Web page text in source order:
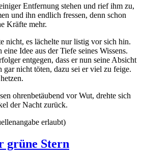
Entfernung stehen und rief ihm zu,
und ihn endlich fressen, denn schon
Kräfte mehr.
nicht, es lächelte nur listig vor sich hin.
Idee aus der Tiefe seines Wissens.
entgegen, dass er nun seine Absicht
nicht töten, dazu sei er viel zu feige.
ohrenbetäubend vor Wut, drehte sich
der Nacht zurück.
erlaubt)
grüne Stern